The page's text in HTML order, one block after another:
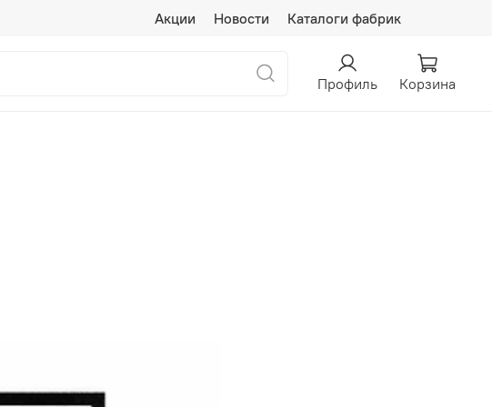
Акции Новости Каталоги фабрик
Профиль Корзина